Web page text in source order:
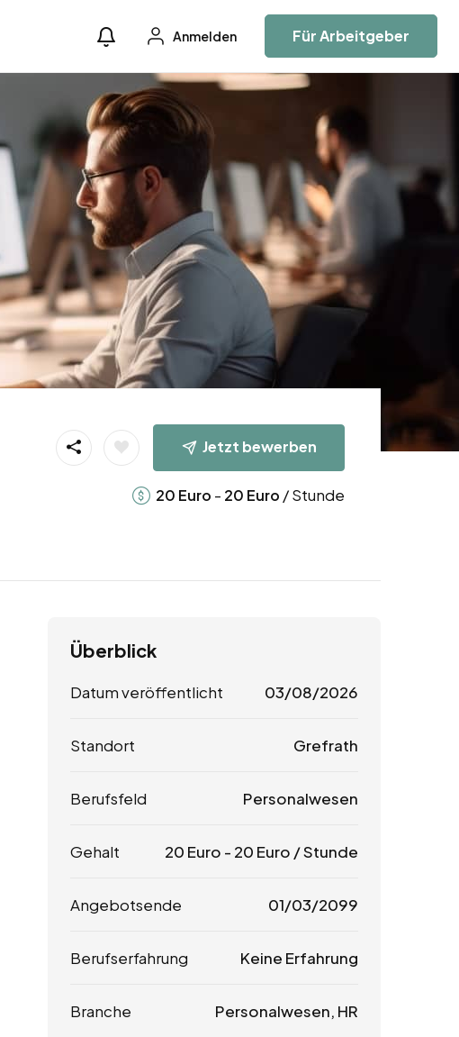
Anmelden Für Arbeitgeber
Jetzt bewerben
20 Euro - 20 Euro / Stunde
Überblick
Datum veröffentlicht 03/08/2026
Standort Grefrath
Berufsfeld Personalwesen
Gehalt 20 Euro - 20 Euro / Stunde
Angebotsende 01/03/2099
Berufserfahrung Keine Erfahrung
Branche Personalwesen, HR